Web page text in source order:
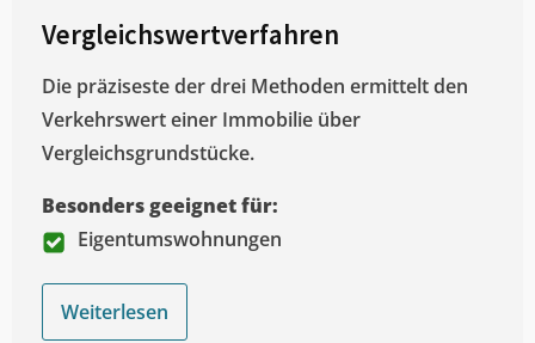
Vergleichswertverfahren
Die präziseste der drei Methoden ermittelt den
Verkehrswert einer Immobilie über
Vergleichsgrundstücke.
Besonders geeignet für:
Eigentumswohnungen
Weiterlesen